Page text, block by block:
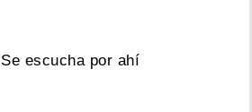
Se escucha por ahí